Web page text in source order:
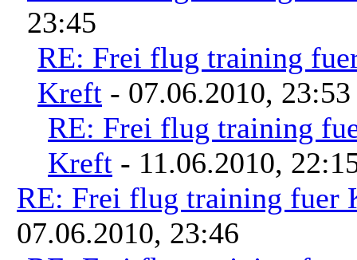
23:45
RE: Frei flug training
Kreft - 07.06.2010, 23:53
RE: Frei flug training
Kreft - 11.06.2010,
RE: Frei flug training fuer
07.06.2010, 23:46